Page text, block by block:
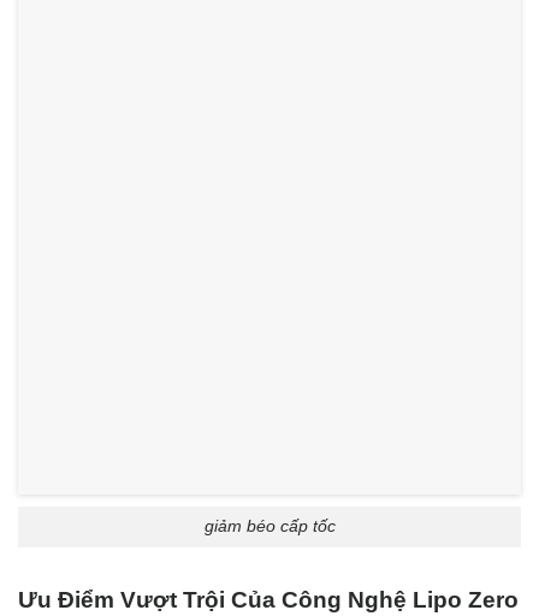
giảm béo cấp tốc
Ưu Điểm Vượt Trội Của Công Nghệ Lipo Zero